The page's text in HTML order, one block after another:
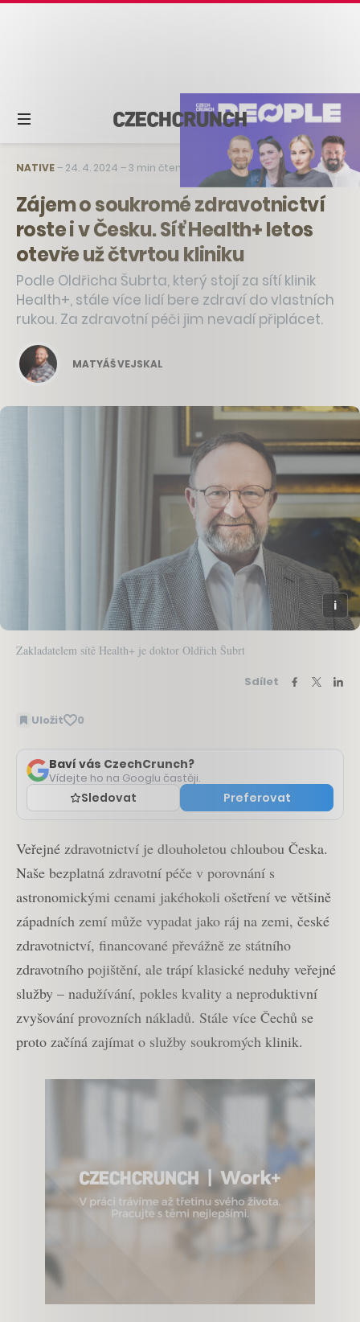
NATIVE– 24. 4. 2024 –3 min čtení
Zájem o soukromé zdravotnictví
roste i v Česku. Síť Health+ letos
otevře už čtvrtou kliniku
Podle Oldřicha Šubrta, který stojí za sítí klinik
Health+, stále více lidí bere zdraví do vlastních
rukou. Za zdravotní péči jim nevadí připlácet.
MATYÁŠ VEJSKAL
Zakladatelem sítě Health+ je doktor Oldřich Šubrt
Sdílet
Uložit 0
Baví vás CzechCrunch?
Vídejte ho na Googlu častěji.
Sledovat Preferovat
Veřejné zdravotnictví je dlouholetou chloubou Česka.
Naše bezplatná zdravotní péče v porovnání s
astronomickými cenami jakéhokoli ošetření ve většině
západních zemí může vypadat jako ráj na zemi, české
zdravotnictví, financované převážně ze státního
zdravotního pojištění, ale trápí klasické neduhy veřejné
služby – nadužívání, pokles kvality a neproduktivní
zvyšování provozních nákladů. Stále více Čechů se
proto začíná zajímat o služby soukromých klinik.